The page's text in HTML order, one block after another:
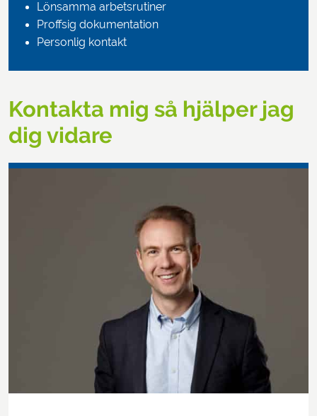
Lönsamma arbetsrutiner
Proffsig dokumentation
Personlig kontakt
Kontakta mig så hjälper jag
dig vidare